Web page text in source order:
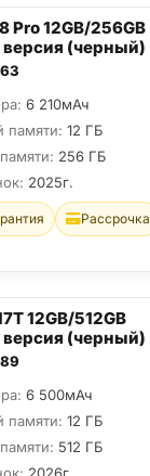
Pro 12GB/256GB
(черный)
6 210мАч
памяти: 12 ГБ
256 ГБ
2025г.
Рассрочка
12GB/512GB
(черный)
6 500мАч
памяти: 12 ГБ
512 ГБ